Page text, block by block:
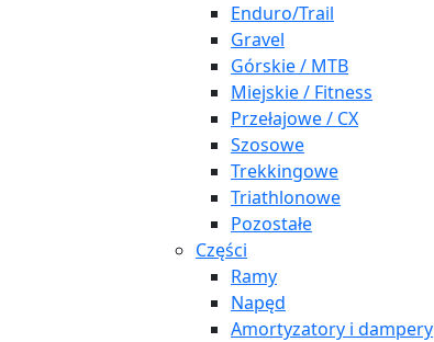
Enduro/Trail
Gravel
Górskie / MTB
Miejskie / Fitness
Przełajowe / CX
Szosowe
Trekkingowe
Triathlonowe
Pozostałe
Części
Ramy
Napęd
Amortyzatory i dampery